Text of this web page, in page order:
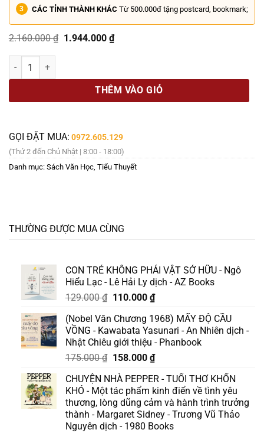
CÁC TỈNH THÀNH KHÁC Từ 500.000đ tặng postcard, bookmark;
2.160.000₫ Giá
1.944.000 ₫Giá
COMBO 9 BOXSET KÍNH VẠN HOA - Bộ Kỉ Niệm 30 Năm - Nguyễn
THÊM VÀO GIỎ
GỌI ĐẶT MUA: 0972.605.129
(Thứ 2 đến Chủ Nhật | 8:00 - 18:00)
Danh mục: Sách Văn Học, Tiểu Thuyết
THƯỜNG ĐƯỢC MUA CÙNG
CON TRẺ KHÔNG PHẢI VẬT SỞ HỮU - Ngô
Hiểu Lạc - Lê Hải Ly dịch - AZ Books
129.000₫ Giá
là:
129.000 ₫.
110.000 ₫Giá
tại
là:
110.000 ₫.
(Nobel Văn Chương 1968) MẤY ĐỘ CẦU
VỒNG - Kawabata Yasunari - An Nhiên dịch -
Nhật Chiêu giới thiệu - Phanbook
175.000₫ Giá
là:
175.000 ₫.
158.000 ₫Giá
tại
là:
158.000 ₫.
CHUYỆN NHÀ PEPPER - TUỔI THƠ KHỐN
KHÓ - Một tác phẩm kinh điển về tình yêu
thương, lòng dũng cảm và hành trình trưởng
thành - Margaret Sidney - Trương Vũ Thảo
Nguyên dịch - 1980 Books